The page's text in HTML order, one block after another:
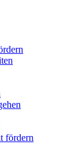
fördern